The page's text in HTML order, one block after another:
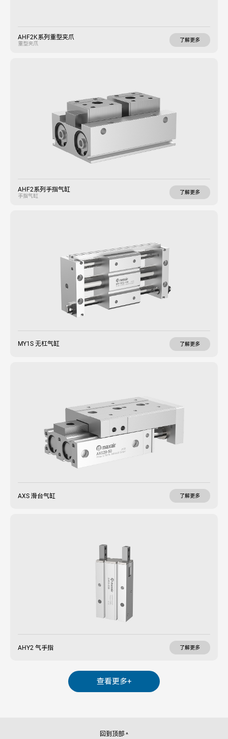
AHF2K系列重型夹爪
重型夹爪
了解更多
AHF2系列手指气缸
手指气缸
了解更多
MY1S 无杠气缸 了解更多
AXS 滑台气缸 了解更多
AHY2 气手指 了解更多
查看更多+
回到顶部 ^